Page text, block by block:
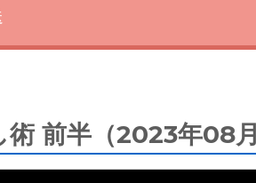
前半（2023年08